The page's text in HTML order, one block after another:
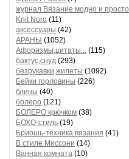
журнал Вязание модно и просто
Knit Noro (11)
аксессуары (42)
АРАНЫ (1052)
Афоризмы,цитаты... (115)
бактус,снуд (293)
безрукавки,жилеты (1092)
Бейки горловины (226)
блины (40)
болеро (121)
БОЛЕРО крючком (38)
БОХО-стиль (19)
Бриошь-техника вязания (41)
В стиле Миссони (14)
Ванная комната (10)